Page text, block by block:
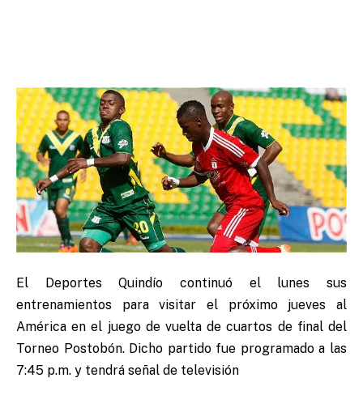
El Deportes Quindío continuó el lunes sus
entrenamientos para visitar el próximo jueves al
América en el juego de vuelta de cuartos de final del
Torneo Postobón. Dicho partido fue programado a las
7:45 p.m. y tendrá señal de televisión